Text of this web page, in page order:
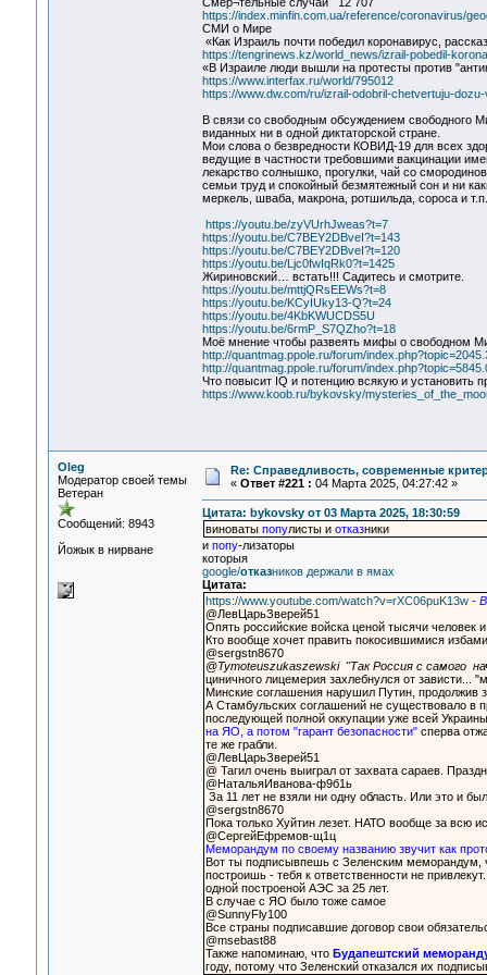
https://index.minfin.com.ua/reference/coronavirus/
СМИ о Мире
«Как Израиль почти победил коронавирус,
https://tengrinews.kz/world_news/izrail-pobedil-
«В Израиле люди вышли на протесты против
https://www.interfax.ru/world/795012
https://www.dw.com/ru/izrail-odobril-chetvertuju-
В связи со свободным обсуждением свободного
виданных ни в одной диктаторской стране.
Мои слова о безвредности КОВИД-19 для всех
ведущие в частности требовшими вакцинации
лекарство солнышко, прогулки, чай со
семьи труд и спокойный безмятежный сон и ни
меркель, шваба, макрона, ротшильда, сороса и
https://youtu.be/zyVUrhJweas?t=7
https://youtu.be/C7BEY2DBveI?t=143
https://youtu.be/C7BEY2DBveI?t=120
https://youtu.be/Ljc0fwIqRk0?t=1425
Жириновский… встать!!! Садитесь и смотрите.
https://youtu.be/mttjQRsEEWs?t=8
https://youtu.be/KCyIUky13-Q?t=24
https://youtu.be/4KbKWUCDS5U
https://youtu.be/6rmP_S7QZho?t=18
Моё мнение чтобы развеять мифы о свободном
http://quantmag.ppole.ru/forum/
http://quantmag.ppole.ru/forum/
Что повысит IQ и потенцию всякую и установить
https://www.koob.ru/bykovsky/
Oleg
Модератор своей темы
Ветеран
Сообщений: 8943
Йожык в нирване
Re: Справедливость, современные
« Ответ #221 : 04 Марта 2025, 04:27:42 »
Цитата: bykovsky от 03 Марта 2025, 18:30:59
виноваты популисты и отказники
и попу-лизаторы
которыя
google/отказников держали в ямах
Цитата:
https://www.youtube.com/watch?v=rXC06puK13w -
@ЛевЦарьЗверей51
Опять российские войска ценой тысячи человек
Кто вообще хочет править покосившимися
@sergstn8670
@Tymoteuszukaszewski "Так Россия с самого
циничного лицемерия захлебнулся от
Минские соглашения нарушил Путин, продолжив
А Стамбульских соглашений не существовало в
последующей полной оккупации уже всей
на ЯО, а потом "гарант безопасности"сперва
те же грабли.
@ЛевЦарьЗверей51
@ Тагил очень выиграл от захвата сараев.
@НатальяИванова-ф9б1ь
За 11 лет не взяли ни одну область. Или это и
@sergstn8670
Пока только Xyйтин лезет. НАТО вообще за всю
@СергейЕфремов-щ1ц
Меморандум по своему названию звучит как
Вот ты подписывпешь с Зеленским меморандум,
построишь - тебя к ответственности не
одной построеной АЭС за 25 лет.
В случае с ЯО было тоже самое
@SunnyFly100
Все страны подписавшие договор свои
@msebast88
Также напоминаю, что Будапештский
году, потому что Зеленский отказался их